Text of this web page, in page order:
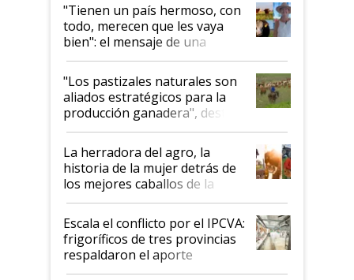
"Tienen un país hermoso, con
todo, merecen que les vaya
bien": el mensaje de una
ganadera uruguaya sobre las
oportunidades que se abren
para el agro en Argentina, con
foco en la carne
"Los pastizales naturales son
aliados estratégicos para la
producción ganadera", destaca
la iniciativa que ya reúne a 46
establecimientos en Argentina
La herradora del agro, la
historia de la mujer detrás de
los mejores caballos de la
Argentina y los mitos que
todavía hacen sufrir a estos
animales: "Mientras me
descalificaban, yo seguí
haciendo currículum"
Escala el conflicto por el IPCVA:
frigoríficos de tres provincias
respaldaron el aporte
obligatorio